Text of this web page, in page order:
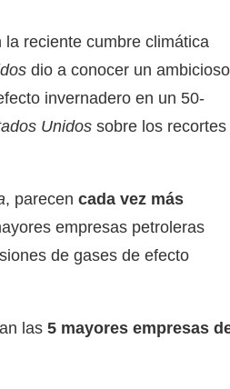
reciente cumbre climática
dio a conocer un ambicioso
invernadero en un 50-
Unidos sobre los recortes
, parecen cada vez más
empresas petroleras
de gases de efecto
las 5 mayores empresas